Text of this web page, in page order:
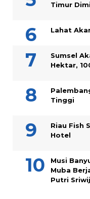
Timur
Lahat
Sumsel
Hektar,
Tinggi
Riau Fish
Hotel
Musi
Muba
Putri